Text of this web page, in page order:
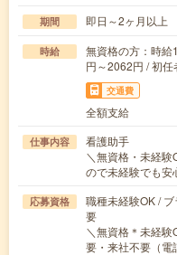
期間 即日～2ヶ月以上
時給
無資格の方：時
円～2062円 / 初
交通費
全額支給
仕事内容
看護助手
＼無資格・未経
ので未経験でも
応募資格
職種未経験OK /
要
＼無資格＊未経
要・来社不要（